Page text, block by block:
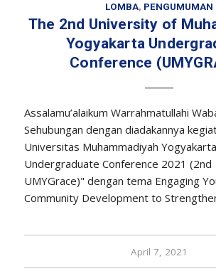
LOMBA, PENGUMUMAN
The 2nd University of
Yogyakarta
Conference
Assalamu’alaikum Warrahmatullahi
Sehubungan dengan diadakannya
Universitas Muhammadiyah Yogyakarta
Undergraduate Conference 2021 (2nd
UMYGrace)" dengan tema Engaging
Community Development to
April 7, 2021